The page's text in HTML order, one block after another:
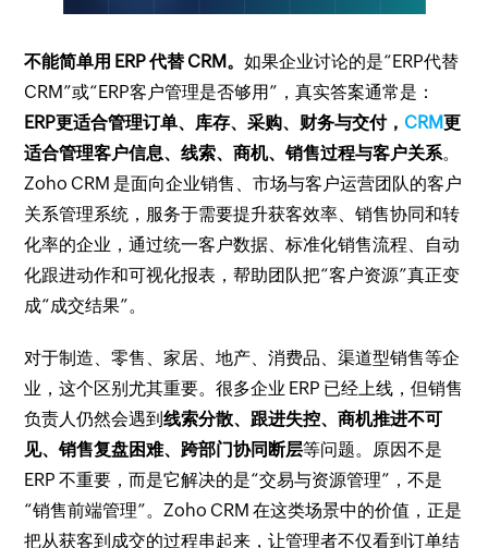
不能简单用 ERP 代替 CRM。如果企业讨论的是“ERP代替
CRM”或“ERP客户管理是否够用”，真实答案通常是：
ERP更适合管理订单、库存、采购、财务与交付， CRM更
适合管理客户信息、线索、商机、销售过程与客户关系。
Zoho CRM 是面向企业销售、市场与客户运营团队的客户
关系管理系统，服务于需要提升获客效率、销售协同和转
化率的企业，通过统一客户数据、标准化销售流程、自动
化跟进动作和可视化报表，帮助团队把“客户资源”真正变
成“成交结果”。
对于制造、零售、家居、地产、消费品、渠道型销售等企
业，这个区别尤其重要。很多企业 ERP 已经上线，但销售
负责人仍然会遇到线索分散、跟进失控、商机推进不可
见、销售复盘困难、跨部门协同断层等问题。原因不是
ERP 不重要，而是它解决的是“交易与资源管理”，不是
“销售前端管理”。Zoho CRM 在这类场景中的价值，正是
把从获客到成交的过程串起来，让管理者不仅看到订单结